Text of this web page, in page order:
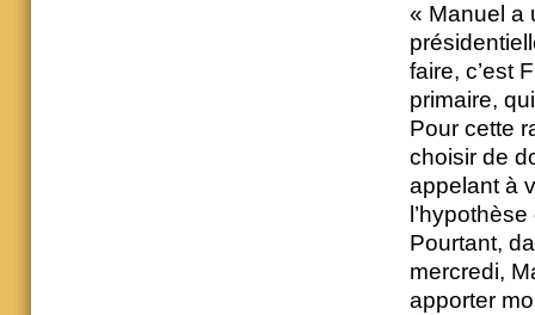
« Manuel a
faire, c’est
primaire,
Pour cette
choisir de
appelant à
Pourtant,
mercredi,
apporter